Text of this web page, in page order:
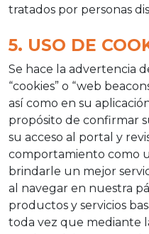
tratados por personas
5. USO DE
Se hace la advertencia
“cookies” o “web
así como en su
propósito de confirmar
su acceso al portal y
comportamiento como
brindarle un mejor
al navegar en nuestra
productos y servicios
toda vez que mediante